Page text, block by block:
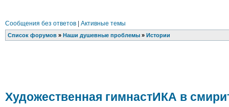
Сообщения без ответов| Активные темы
Список форумов» Наши душевные проблемы» Истории
Художественная гимнастИКА в